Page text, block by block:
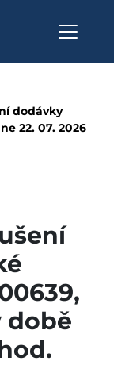
dodávky
22. 07. 2026
době